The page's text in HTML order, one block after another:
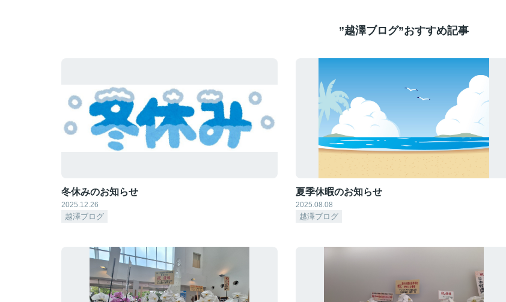
”越澤ブログ”おすすめ記事
冬休みのお知らせ
2025.12.26
越澤ブログ
夏季休暇のお知らせ
2025.08.08
越澤ブログ